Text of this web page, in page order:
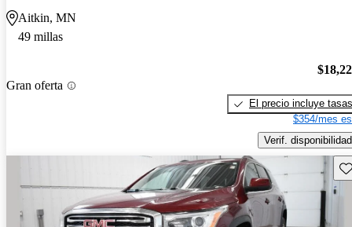
Aitkin, MN
49 millas
Gran oferta
El precio incluye tasas
$354/mes
Verif. disponibilidad